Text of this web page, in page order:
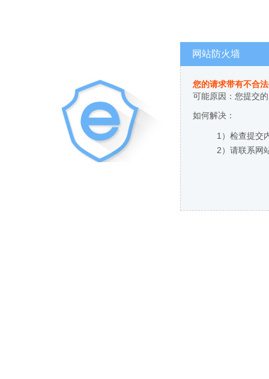
网站防火墙
您的请求带有不合
可能原因：您提交
如何解决：
1）检查提交
2）请联系网